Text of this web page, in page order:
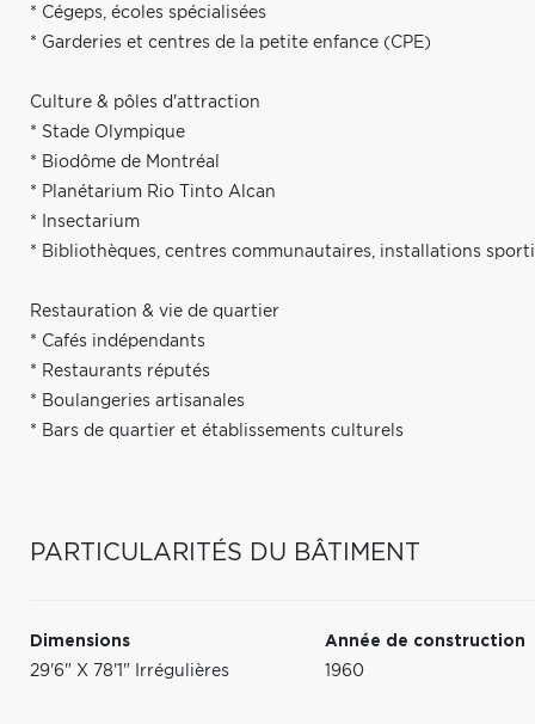
* Cégeps, écoles spécialisées
* Garderies et centres de la petite enfance (CPE)
Culture & pôles d'attraction
* Stade Olympique
* Biodôme de Montréal
* Planétarium Rio Tinto Alcan
* Insectarium
* Bibliothèques, centres communautaires, installations
Restauration & vie de quartier
* Cafés indépendants
* Restaurants réputés
* Boulangeries artisanales
* Bars de quartier et établissements culturels
PARTICULARITÉS DU BÂTIMENT
Dimensions
29'6" X 78'1" Irrégulières
Année de construction
1960